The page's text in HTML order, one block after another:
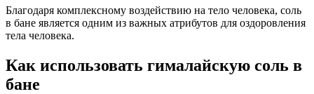
Благодаря комплексному воздействию на тело человека, соль
в бане является одним из важных атрибутов для оздоровления
тела человека.
Как использовать гималайскую соль в
бане